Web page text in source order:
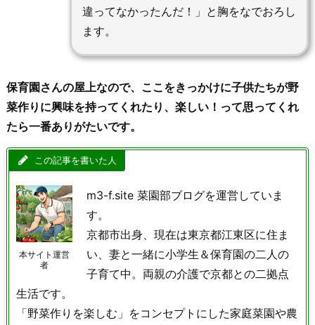
違ってなかったんだ！」と胸をなでおろし
ます。
保育園さんの屋上なので、ここをきっかけに子供たちが野
菜作りに興味を持ってくれたり、楽しい！って思ってくれ
たら一番ありがたいです。
この記事を書いた人
本サイト運営
者
m3-f.site 菜園部ブログを運営していま
す。
京都市出身、現在は東京都江東区に住ま
い、妻と一緒に小学生＆保育園の二人の
子育て中。両親の介護で京都との二拠点
生活です。
「野菜作りを楽しむ」をコンセプトにした家庭菜園や農